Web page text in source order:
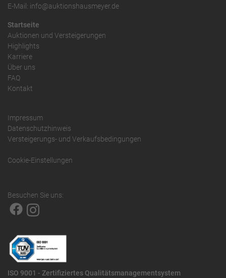
E-Mail: info@auktionshausmeyer.de
Startseite
Auktionen und Versteigerungen
Highlights
Karriere
Über uns
FAQ
Kontakt
Impressum
Datenschutzhinweis
Versteigerungs- und Verkaufsbedingungen
Cookie-Einstellungen
Besuchen Sie uns:
ISO 9001 - Zertifiziertes Qualitätsmanagementsystem